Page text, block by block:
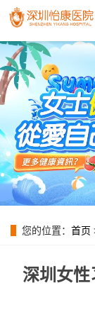
您的位置： 首页
深圳女